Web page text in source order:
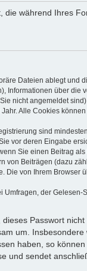
die während Ihres
Dateien ablegt und
Informationen über die
nicht angemeldet
Alle Cookies
sind
vor deren Eingabe
Sie einen Beitrag
von Beiträgen (dazu
Die von Ihrem Browser
der Gelesen-
Passwort
um.
haben, so
und sendet